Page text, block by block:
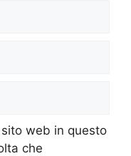
web in questo
che